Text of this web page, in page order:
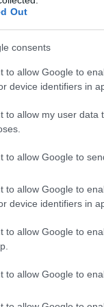
Out
consents
to allow Google to
device identifiers in
to allow my user data
to allow Google to
to allow Google to
device identifiers in
to allow Google to
to allow Google to